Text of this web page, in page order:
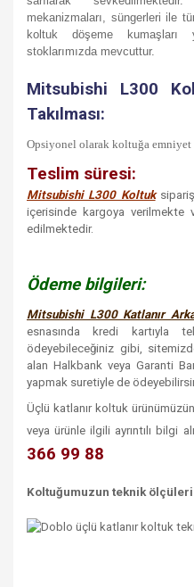
mekanizmaları, süngerleri ile
koltuk döşeme kumaşları
stoklarımızda mevcuttur.
Mitsubishi L300
Takılması:
Opsiyonel olarak koltuğa
Teslim süresi:
Mitsubishi L300 Koltuk
içerisinde kargoya verilmekte
edilmektedir.
Ödeme bilgileri:
Mitsubishi L300 Katlanır
esnasında kredi kartıyla
ödeyebileceğiniz gibi,
alan Halkbank veya Garanti
yapmak suretiyle de
Üçlü katlanır koltuk
veya ürünle ilgili ayrıntılı bilgi
366 99 88
Koltuğumuzun teknik